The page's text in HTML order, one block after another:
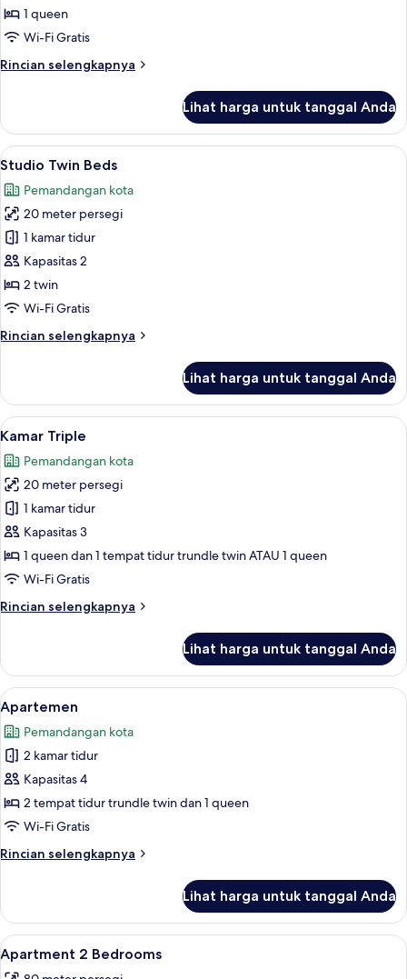
1 queen
Wi-Fi Gratis
Rincian selengkapnya
Rincian
Studio
Standar
Lihat harga untuk tanggal Anda
Lihat
semua
foto
untuk
Studio
Twin
Beds
Studio Twin Beds | Meja kerja,
4
Studio Twin Beds
Pemandangan kota
20 meter persegi
1 kamar tidur
Kapasitas 2
2 twin
Wi-Fi Gratis
Rincian selengkapnya
Rincian
Studio
Twin
Beds
Lihat harga untuk tanggal Anda
Lihat
semua
foto
untuk
Kamar
Triple
Kamar Triple | Meja kerja, kedap
4
Kamar Triple
Pemandangan kota
20 meter persegi
1 kamar tidur
Kapasitas 3
1 queen dan 1 tempat tidur trundle twin ATAU 1 queen
Wi-Fi Gratis
Rincian selengkapnya
Rincian
Kamar
Triple
Lihat harga untuk tanggal Anda
Lihat
semua
foto
untuk
Apartemen
Apartemen | Meja kerja, kedap
8
Apartemen
Pemandangan kota
2 kamar tidur
Kapasitas 4
2 tempat tidur trundle twin dan 1 queen
Wi-Fi Gratis
Rincian selengkapnya
Rincian
Apartemen
Lihat harga untuk tanggal Anda
Lihat
semua
Meja kerja, kedap suara, setrika/
6
Apartment 2 Bedrooms